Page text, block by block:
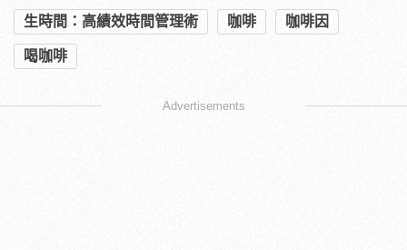
生時間：高績效時間管理術 咖啡 咖啡因
喝咖啡
Advertisements